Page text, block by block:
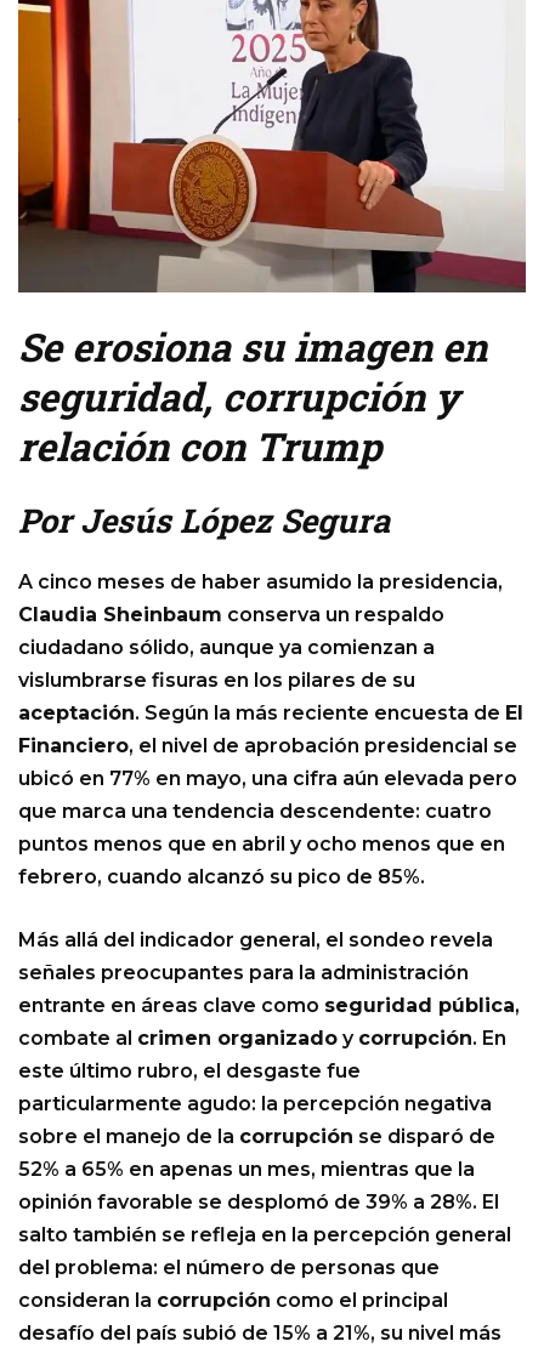
Se erosiona su imagen en
seguridad, corrupción y
relación con Trump
Por Jesús López Segura
A cinco meses de haber asumido la presidencia,
Claudia Sheinbaum conserva un respaldo
ciudadano sólido, aunque ya comienzan a
vislumbrarse fisuras en los pilares de su
aceptación. Según la más reciente encuesta de El
Financiero, el nivel de aprobación presidencial se
ubicó en 77% en mayo, una cifra aún elevada pero
que marca una tendencia descendente: cuatro
puntos menos que en abril y ocho menos que en
febrero, cuando alcanzó su pico de 85%.
Más allá del indicador general, el sondeo revela
señales preocupantes para la administración
entrante en áreas clave como seguridad pública,
combate al crimen organizado y corrupción. En
este último rubro, el desgaste fue
particularmente agudo: la percepción negativa
sobre el manejo de la corrupción se disparó de
52% a 65% en apenas un mes, mientras que la
opinión favorable se desplomó de 39% a 28%. El
salto también se refleja en la percepción general
del problema: el número de personas que
consideran la corrupción como el principal
desafío del país subió de 15% a 21%, su nivel más